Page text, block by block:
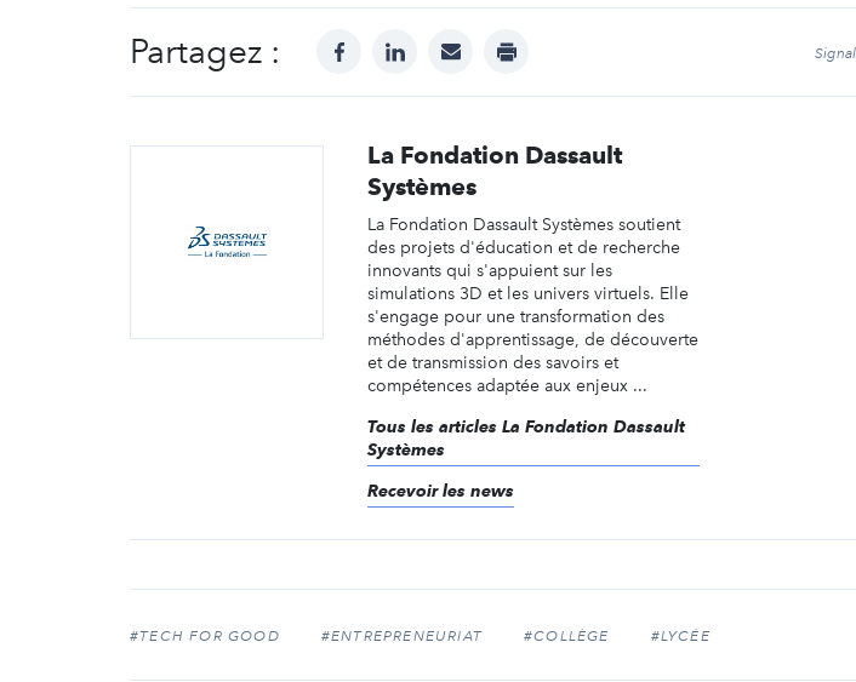
Partagez : facebooklinkedinmail print
La Fondation Dassault
Systèmes
La Fondation Dassault Systèmes soutient
des projets d'éducation et de recherche
innovants qui s'appuient sur les
simulations 3D et les univers virtuels. Elle
s'engage pour une transformation des
méthodes d'apprentissage, de découverte
et de transmission des savoirs et
compétences adaptée aux enjeux ...
Tous les articles La Fondation Dassault
Systèmes
Recevoir les news
#TECH FOR GOOD #ENTREPRENEURIAT #COLLÈGE #LYCÉE